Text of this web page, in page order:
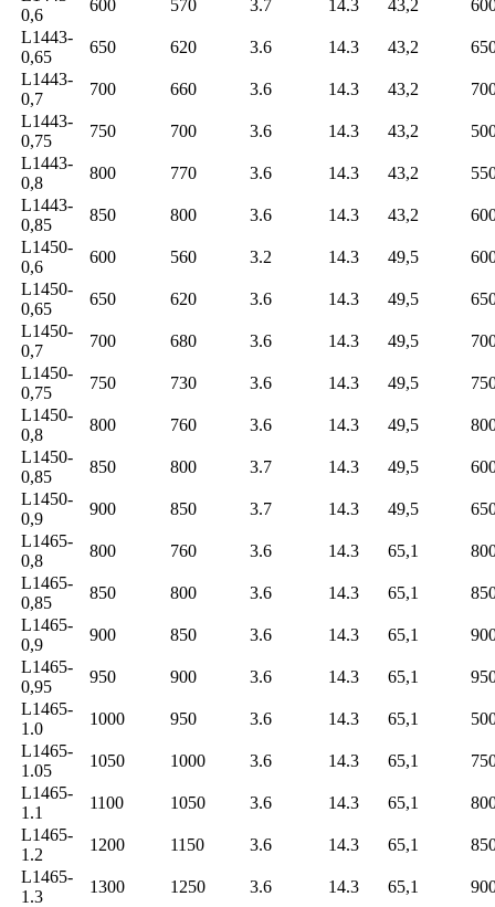
0,6
600 570 3.7 14.3 43,2
L1443-
0,65
650 620 3.6 14.3 43,2
L1443-
0,7
700 660 3.6 14.3 43,2
L1443-
0,75
750 700 3.6 14.3 43,2
L1443-
0,8
800 770 3.6 14.3 43,2
L1443-
0,85
850 800 3.6 14.3 43,2
L1450-
0,6
600 560 3.2 14.3 49,5
L1450-
0,65
650 620 3.6 14.3 49,5
L1450-
0,7
700 680 3.6 14.3 49,5
L1450-
0,75
750 730 3.6 14.3 49,5
L1450-
0,8
800 760 3.6 14.3 49,5
L1450-
0,85
850 800 3.7 14.3 49,5
L1450-
0,9
900 850 3.7 14.3 49,5
L1465-
0,8
800 760 3.6 14.3 65,1
L1465-
0,85
850 800 3.6 14.3 65,1
L1465-
0,9
900 850 3.6 14.3 65,1
L1465-
0,95
950 900 3.6 14.3 65,1
L1465-
1.0
1000 950 3.6 14.3 65,1
L1465-
1.05
1050 1000 3.6 14.3 65,1
L1465-
1.1
1100 1050 3.6 14.3 65,1
L1465-
1.2
1200 1150 3.6 14.3 65,1
L1465-
1.3
1300 1250 3.6 14.3 65,1